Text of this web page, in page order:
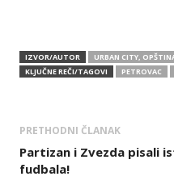
IZVOR/AUTOR
URBAN CITY,
KLJUČNE REČI/TAGOVI
PETROVAC
PRETHODNI ČLANAK
Partizan i Zvezda pisali
fudbala!